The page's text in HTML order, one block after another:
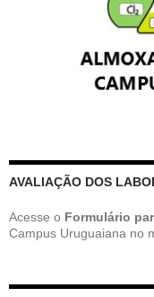
AVALIAÇÃO DOS
Acesse o Formulário
Campus Uruguaiana no